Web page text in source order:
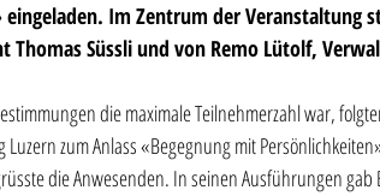
Im Zentrum der Veranstaltung
Thomas Süssli und von Remo Lütolf,
die maximale Teilnehmerzahl war,
zum Anlass «Begegnung mit
die Anwesenden. In seinen Ausführungen